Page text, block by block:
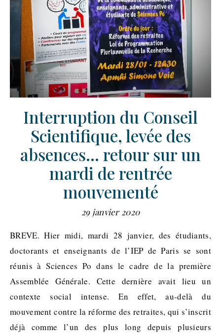
Interruption du Conseil
Scientifique, levée des
absences… retour sur un
mardi de rentrée
mouvementé
29 janvier 2020
BREVE. Hier midi, mardi 28 janvier, des étudiants,
doctorants et enseignants de l’IEP de Paris se sont
réunis à Sciences Po dans le cadre de la première
Assemblée Générale. Cette dernière avait lieu un
contexte social intense. En effet, au-delà du
mouvement contre la réforme des retraites, qui s’inscrit
déjà comme l’un des plus long depuis plusieurs